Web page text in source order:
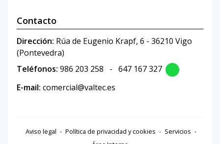
Contacto
Dirección: Rúa de Eugenio Krapf, 6 - 36210 Vigo
(Pontevedra)
Teléfonos: 986 203 258 - 647 167 327
E-mail: comercial@valtec.es
Aviso legal - Política de privacidad y cookies - Servicios -